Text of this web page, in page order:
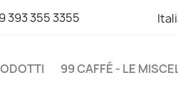
393 355 3355
99 CAFFÉ - LE